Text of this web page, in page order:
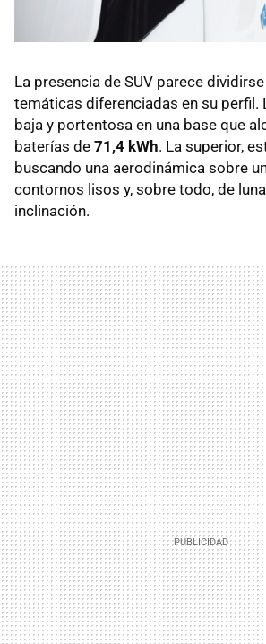
La presencia de SUV parece
temáticas diferenciadas en su perfil.
baja y portentosa en una base que
baterías de 71,4 kWh. La superior,
buscando una aerodinámica sobre
contornos lisos y, sobre todo, de
inclinación.